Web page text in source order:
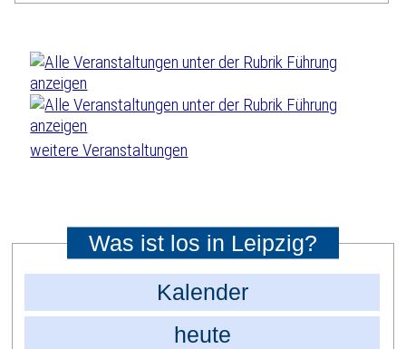
weitere Veranstaltungen
Was ist los in Leipzig?
Kalender
heute